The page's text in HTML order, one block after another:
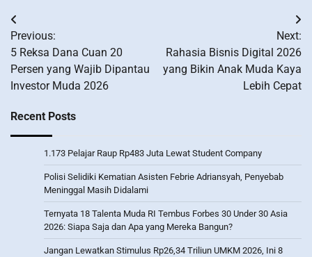
Post
navigation
Previous:
5 Reksa Dana Cuan 20
Persen yang Wajib Dipantau
Investor Muda 2026
Next:
Rahasia Bisnis Digital 2026
yang Bikin Anak Muda Kaya
Lebih Cepat
Recent Posts
1.173 Pelajar Raup Rp483 Juta Lewat Student Company
Polisi Selidiki Kematian Asisten Febrie Adriansyah, Penyebab
Meninggal Masih Didalami
Ternyata 18 Talenta Muda RI Tembus Forbes 30 Under 30 Asia
2026: Siapa Saja dan Apa yang Mereka Bangun?
Jangan Lewatkan Stimulus Rp26,34 Triliun UMKM 2026, Ini 8